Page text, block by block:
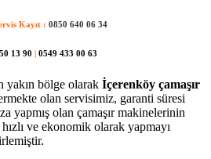
Kayıt : 0850 640 06 34
13 90 | 0549 433 00 63
yakın bölge olarak İçerenköy çamaşır
olan servisimiz, garanti süresi
yapmış olan çamaşır makinelerinin
hızlı ve ekonomik olarak yapmayı